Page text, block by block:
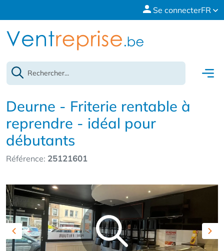
Se connecterFR
Deurne - Friterie rentable à
reprendre - idéal pour
débutants
Référence: 25121601
Previous